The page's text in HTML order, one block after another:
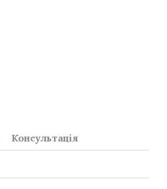
Консультація